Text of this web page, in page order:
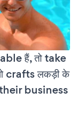
हैं, तो take
crafts लकड़ी के
their business